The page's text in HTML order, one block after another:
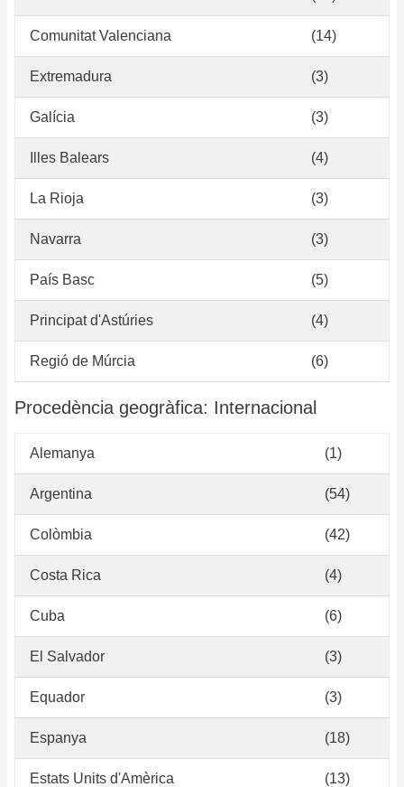
Comunitat Valenciana (14)
Extremadura (3)
Galícia (3)
Illes Balears (4)
La Rioja (3)
Navarra (3)
País Basc (5)
Principat d'Astúries (4)
Regió de Múrcia (6)
Procedència geogràfica: Internacional
Alemanya (1)
Argentina (54)
Colòmbia (42)
Costa Rica (4)
Cuba (6)
El Salvador (3)
Equador (3)
Espanya (18)
Estats Units d'Amèrica (13)